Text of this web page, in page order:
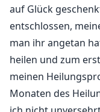
auf Glück
entschlossen,
man ihr angetan
heilen und zum
meinen
Monaten des